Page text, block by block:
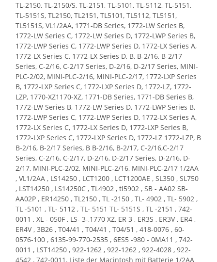
TL-2150, TL-2150/S, TL-2151, TL-5101, TL-5112, TL-5151,
TL-5151S, TL2150, TL2151, TL5101, TL5112, TL5151,
TL5151S, VL1/2AA, 1771-DB Series, 1772-LW Series B,
1772-LW Series C, 1772-LW Series D, 1772-LWP Series B,
1772-LWP Series C, 1772-LWP Series D, 1772-LX Series A,
1772-LX Series C, 1772-LX Series D, B, B-2/16, B-2/17
Series, C-2/16, C-2/17 Series, D-2/16, D-2/17 Series, MINI-
PLC-2/02, MINI-PLC-2/16, MINI-PLC-2/17, 1772-LXP Series
B, 1772-LXP Series C, 1772-LXP Series D, 1772-LZ, 1772-
LZP, 1770-XZ1170-XZ, 1771-DB Series, 1771-DB Series B,
1772-LW Series B, 1772-LW Series D, 1772-LWP Series B,
1772-LWP Series C, 1772-LWP Series D, 1772-LX Series A,
1772-LX Series C, 1772-LX Series D, 1772-LXP Series B,
1772-LXP Series C, 1772-LXP Series D, 1772-LZ 1772-LZP, B
B-2/16, B-2/17 Series, B B-2/16, B-2/17, C-2/16,C-2/17
Series, C-2/16, C-2/17, D-2/16, D-2/17 Series, D-2/16, D-
2/17, MINI-PLC-2/02, MINI-PLC-2/16, MINI-PLC-2/17 1/2AA
, VL1/2AA , LS14250 , LCT1200 , LCT1200AE , SL350 , SL750
, LST14250 , LS14250C , TL4902 , tl5902 , SB - AA02 SB-
AA02P , ER14250 , TL2150 , TL -2150 , TL- 4902 , TL- 5902 ,
TL -5101 , TL- 5112 , TL- 5151 TL- 5151S , TL -2151 , 742-
0011 , XL - 050F , LS- 3-,1770 XZ, ER 3 , ER3S , ER3V , ER4 ,
ER4V , 3B26 , T04/41 , T04/41 , T04/51 , 418-0076 , 60-
0576-100 , 6135-99-770-2535 , 6ES5 -980 - 0MA11 , 742-
0011 , LST14250 , 922-1262 , 922-1262 , 922-4028 , 922-
4542 , 742-0011, Liste der Macintosh mit Batterie 1/2AA